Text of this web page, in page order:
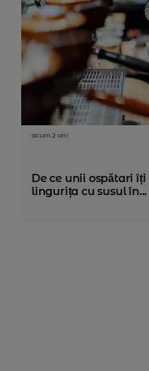
acum 2 ani
De ce unii ospătari
lingurița cu susul în...